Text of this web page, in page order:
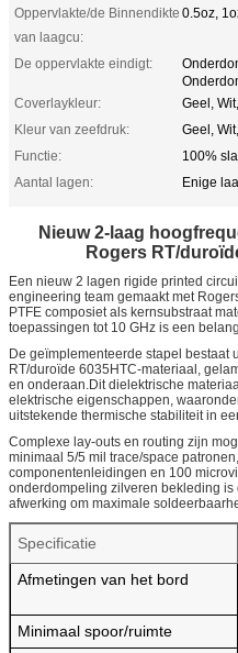
Oppervlakte/de Binnendikte
van laagcu:
0.5oz,
De oppervlakte eindigt:
Coverlaykleur:
Geel,
Kleur van zeefdruk:
Geel,
Functie:
100%
Aantal lagen:
Enige
Nieuw 2-laag
Rogers RT/
Een nieuw 2 lagen rigide printed
engineering team gemaakt met
PTFE composiet als kernsubstraat
toepassingen tot 10 GHz is een
De geïmplementeerde stapel bestaat
RT/duroïde 6035HTC-materiaal,
en onderaan.Dit dielektrische
elektrische eigenschappen,
uitstekende thermische stabiliteit in
Complexe lay-outs en routing zijn
minimaal 5/5 mil trace/space
componentenleidingen en 100
onderdompeling zilveren bekleding
afwerking om maximale
Specificatie
Afmetingen van het bord
Minimaal spoor/ruimte